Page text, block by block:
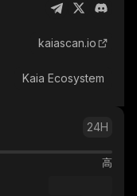
kaiascan.io
Kaia Ecosystem
24H
高